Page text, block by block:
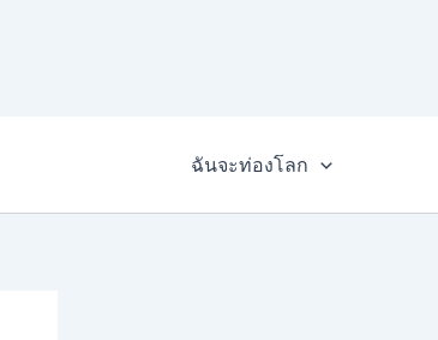
ฉันจะท่องโลก